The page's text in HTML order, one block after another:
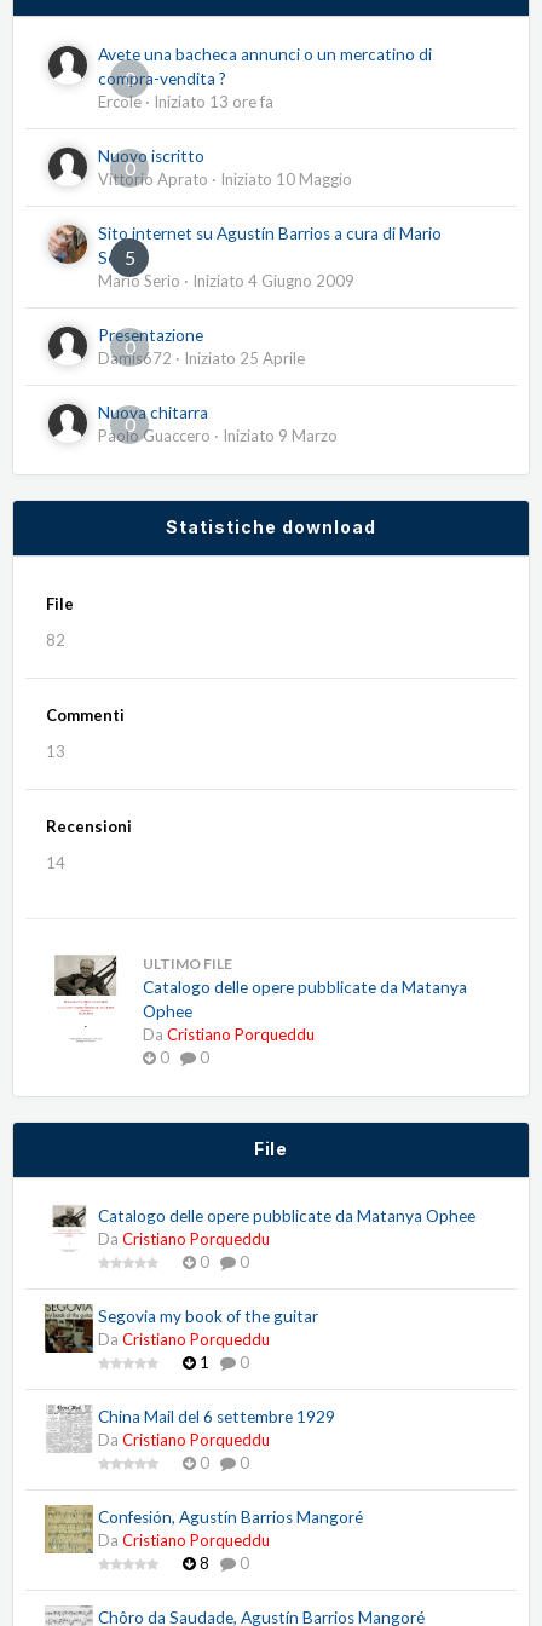
0
Avete una bacheca annunci o un mercatino di
compra-vendita ?
Ercole · Iniziato 13 ore fa
0
Nuovo iscritto
Vittorio Aprato · Iniziato 10 Maggio
5
Sito internet su Agustín Barrios a cura di Mario
Serio
Mario Serio · Iniziato 4 Giugno 2009
0
Presentazione
Damis672 · Iniziato 25 Aprile
0
Nuova chitarra
Paolo Guaccero · Iniziato 9 Marzo
Statistiche download
File
82
Commenti
13
Recensioni
14
ULTIMO FILE
Catalogo delle opere pubblicate da Matanya
Ophee
Da Cristiano Porqueddu
0
0
File
Catalogo delle opere pubblicate da Matanya Ophee
Da Cristiano Porqueddu
0
0
Segovia my book of the guitar
Da Cristiano Porqueddu
1
0
China Mail del 6 settembre 1929
Da Cristiano Porqueddu
0
0
Confesión, Agustín Barrios Mangoré
Da Cristiano Porqueddu
8
0
Chôro da Saudade, Agustín Barrios Mangoré